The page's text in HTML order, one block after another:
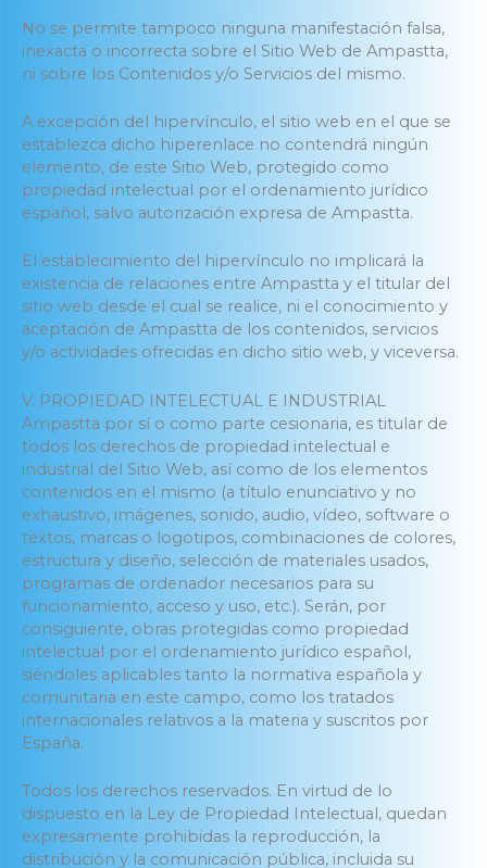
No se permite tampoco ninguna manifestación falsa,
inexacta o incorrecta sobre el Sitio Web de Ampastta,
ni sobre los Contenidos y/o Servicios del mismo.
A excepción del hipervínculo, el sitio web en el que se
establezca dicho hiperenlace no contendrá ningún
elemento, de este Sitio Web, protegido como
propiedad intelectual por el ordenamiento jurídico
español, salvo autorización expresa de Ampastta.
El establecimiento del hipervínculo no implicará la
existencia de relaciones entre Ampastta y el titular del
sitio web desde el cual se realice, ni el conocimiento y
aceptación de Ampastta de los contenidos, servicios
y/o actividades ofrecidas en dicho sitio web, y viceversa.
V. PROPIEDAD INTELECTUAL E INDUSTRIAL
Ampastta por sí o como parte cesionaria, es titular de
todos los derechos de propiedad intelectual e
industrial del Sitio Web, así como de los elementos
contenidos en el mismo (a título enunciativo y no
exhaustivo, imágenes, sonido, audio, vídeo, software o
textos, marcas o logotipos, combinaciones de colores,
estructura y diseño, selección de materiales usados,
programas de ordenador necesarios para su
funcionamiento, acceso y uso, etc.). Serán, por
consiguiente, obras protegidas como propiedad
intelectual por el ordenamiento jurídico español,
siéndoles aplicables tanto la normativa española y
comunitaria en este campo, como los tratados
internacionales relativos a la materia y suscritos por
España.
Todos los derechos reservados. En virtud de lo
dispuesto en la Ley de Propiedad Intelectual, quedan
expresamente prohibidas la reproducción, la
distribución y la comunicación pública, incluida su